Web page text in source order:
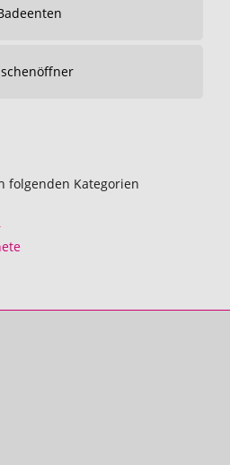
folgenden Kategorien